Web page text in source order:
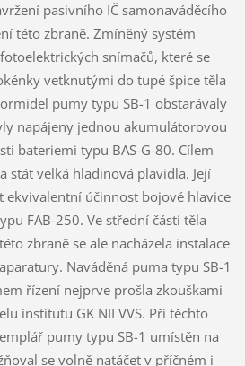
pasivního IČ samonaváděcího
této zbraně. Zmíněný systém
snímačů, které se
vetknutými do tupé špice těla
pumy typu SB-1 obstarávaly
napájeny jednou akumulátorovou
bateriemi typu BAS-G-80. Cílem
stát velká hladinová plavidla. Její
ekvivalentní účinnost bojové hlavice
FAB-250. Ve střední části těla
zbraně se ale nacházela instalace
Naváděná puma typu SB-1
řízení nejprve prošla zkouškami
institutu GK NII VVS. Při těchto
pumy typu SB-1 umístěn na
se volně natáčet v příčném i